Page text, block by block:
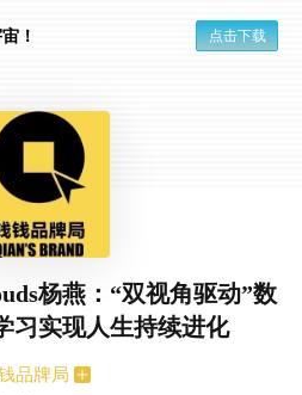
！ 点击下载
杨燕：“双视角驱动”数
习实现人生持续进化
品牌局